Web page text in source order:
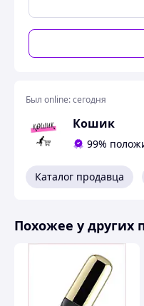
Примечание:
Размеры: 90 х18
Наши товары
полную
никаких беспокойств
Похожие товары по
Был online:сегодня
Кошик
99%
Каталог продавца
Похожее у других